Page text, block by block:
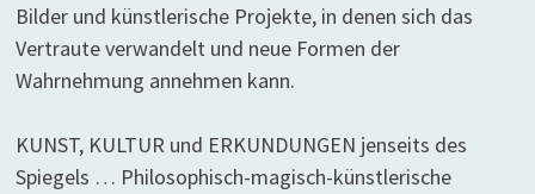
Bilder und künstlerische Projekte, in denen sich das
Vertraute verwandelt und neue Formen der
Wahrnehmung annehmen kann.
KUNST, KULTUR und ERKUNDUNGEN jenseits des
Spiegels … Philosophisch-magisch-künstlerische